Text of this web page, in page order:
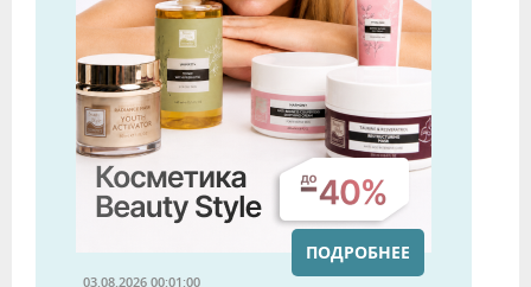
03.08.2026 00:01:00
ПОДРОБНЕЕ